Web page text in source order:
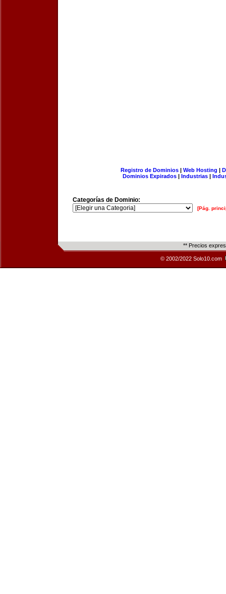
Registro de Dominios| Web Hosting |
Dominios Expirados | Industrias |
Categorías de Dominio:
[Pág.
** Precios
© 2002/2022 Solo10.com